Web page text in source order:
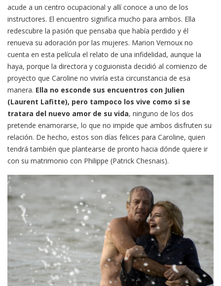
acude a un centro ocupacional y allí conoce a uno de los
instructores. El encuentro significa mucho para ambos. Ella
redescubre la pasión que pensaba que había perdido y él
renueva su adoración por las mujeres. Marion Vernoux no
cuenta en esta película el relato de una infidelidad, aunque la
haya, porque la directora y coguionista decidió al comienzo de
proyecto que Caroline no viviría esta circunstancia de esa
manera. Ella no esconde sus encuentros con Julien
(Laurent Lafitte), pero tampoco los vive como si se
tratara del nuevo amor de su vida, ninguno de los dos
pretende enamorarse, lo que no impide que ambos disfruten su
relación. De hecho, estos son días felices para Caroline, quien
tendrá también que plantearse de pronto hacia dónde quiere ir
con su matrimonio con Philippe (Patrick Chesnais).